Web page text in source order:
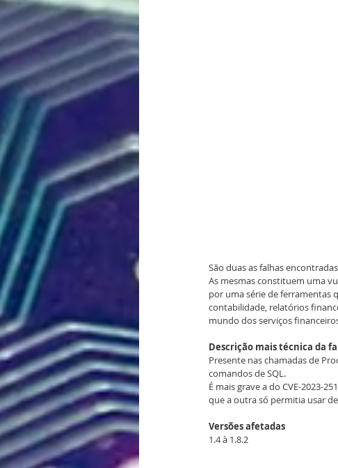
São duas as falhas
As mesmas constituem uma
por uma série de ferramentas
contabilidade, relatórios
mundo dos serviços
Descrição mais técnica da
Presente nas chamadas de
comandos de SQL.
É mais grave a do CVE-2023-
que a outra só permitia usar
Versões afetadas
1.4 à 1.8.2